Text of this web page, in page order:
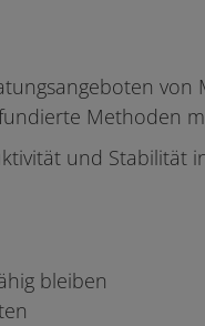
Methoden
und Stabilität
bleiben